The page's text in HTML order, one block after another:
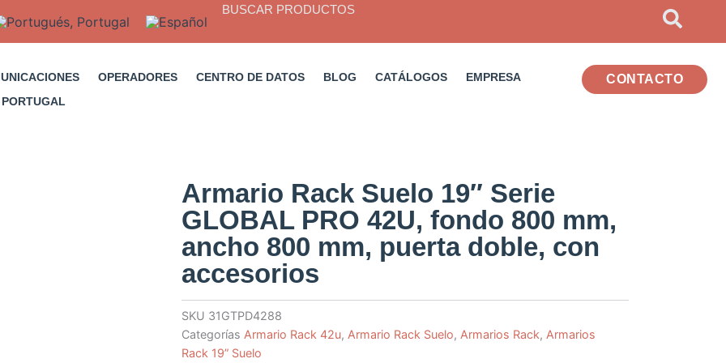
BUSCAR PRODUCTOS
OPERADORES CENTRO DE DATOS BLOG CATÁLOGOS EMPRESA CONTACTO
Armario Rack Suelo 19″ Serie
GLOBAL PRO 42U, fondo 800 mm,
ancho 800 mm, puerta doble, con
accesorios
SKU 31GTPD4288
Categorías Armario Rack 42u, Armario Rack Suelo, Armarios Rack, Armarios
Rack 19” Suelo